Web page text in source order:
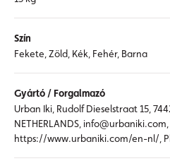
Szín
Fekete, Zöld, Kék, Fehér, Barna
Gyártó / Forgalmazó
Urban Iki, Rudolf Dieselstraat 15,
NETHERLANDS, info@urbaniki.com,
https://www.urbaniki.com/en-nl/,